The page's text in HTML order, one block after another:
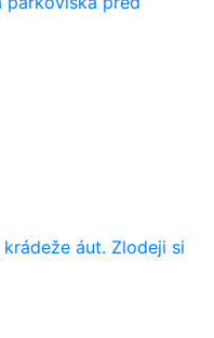
áut. Zlodeji si